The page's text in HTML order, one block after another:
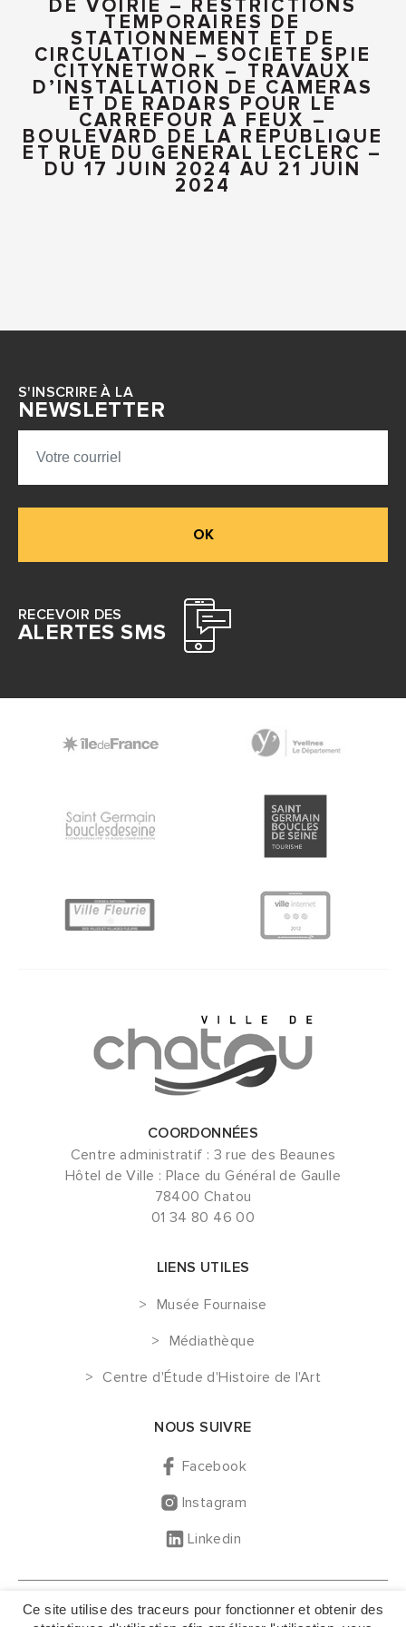
Ce site utilise des traceurs pour fonctionner et obtenir des
DE VOIRIE – RESTRICTIONS
TEMPORAIRES DE
STATIONNEMENT ET DE
CIRCULATION – SOCIETE SPIE
CITYNETWORK – TRAVAUX
D’INSTALLATION DE CAMERAS
ET DE RADARS POUR LE
CARREFOUR A FEUX –
BOULEVARD DE LA REPUBLIQUE
ET RUE DU GENERAL LECLERC –
DU 17 JUIN 2024 AU 21 JUIN
2024
S'INSCRIRE À LA
NEWSLETTER
OK
RECEVOIR DES
ALERTES SMS
COORDONNÉES
Centre administratif : 3 rue des Beaunes
Hôtel de Ville : Place du Général de Gaulle
78400 Chatou
01 34 80 46 00
LIENS UTILES
Musée Fournaise
Médiathèque
Centre d'Étude d'Histoire de l'Art
NOUS SUIVRE
Facebook
Instagram
Linkedin
GESTION DES COOKIES